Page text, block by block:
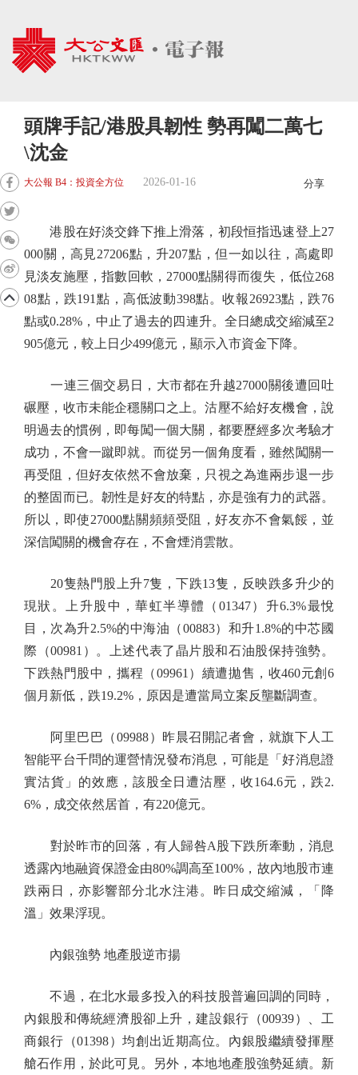
頭牌手記/港股具韌性 勢再闖二萬七
\沈金
大公報 B4：投資全方位 2026-01-16 分享
港股在好淡交鋒下推上滑落，初段恒指迅速登上27
000關，高見27206點，升207點，但一如以往，高處即
見淡友施壓，指數回軟，27000點關得而復失，低位268
08點，跌191點，高低波動398點。收報26923點，跌76
點或0.28%，中止了過去的四連升。全日總成交縮減至2
905億元，較上日少499億元，顯示入市資金下降。
一連三個交易日，大市都在升越27000關後遭回吐
碾壓，收市未能企穩關口之上。沽壓不給好友機會，說
明過去的慣例，即每闖一個大關，都要歷經多次考驗才
成功，不會一蹴即就。而從另一個角度看，雖然闖關一
再受阻，但好友依然不會放棄，只視之為進兩步退一步
的整固而已。韌性是好友的特點，亦是強有力的武器。
所以，即使27000點關頻頻受阻，好友亦不會氣餒，並
深信闖關的機會存在，不會煙消雲散。
20隻熱門股上升7隻，下跌13隻，反映跌多升少的
現狀。上升股中，華虹半導體（01347）升6.3%最悅
目，次為升2.5%的中海油（00883）和升1.8%的中芯國
際（00981）。上述代表了晶片股和石油股保持強勢。
下跌熱門股中，攜程（09961）續遭拋售，收460元創6
個月新低，跌19.2%，原因是遭當局立案反壟斷調查。
阿里巴巴（09988）昨晨召開記者會，就旗下人工
智能平台千問的運營情況發布消息，可能是「好消息證
實沽貨」的效應，該股全日遭沽壓，收164.6元，跌2.
6%，成交依然居首，有220億元。
對於昨市的回落，有人歸咎A股下跌所牽動，消息
透露內地融資保證金由80%調高至100%，故內地股市連
跌兩日，亦影響部分北水注港。昨日成交縮減，「降
溫」效果浮現。
內銀強勢 地產股逆市揚
不過，在北水最多投入的科技股普遍回調的同時，
內銀股和傳統經濟股卻上升，建設銀行（00939）、工
商銀行（01398）均創出近期高位。內銀股繼續發揮壓
艙石作用，於此可見。另外，本地地產股強勢延續。新